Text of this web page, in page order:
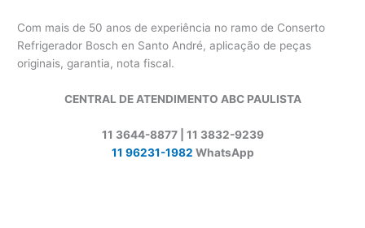
Com mais de 50 anos de experiência no ramo de Conserto
Refrigerador Bosch en Santo André, aplicação de peças
originais, garantia, nota fiscal.
CENTRAL DE ATENDIMENTO ABC PAULISTA
11 3644-8877 | 11 3832-9239
11 96231-1982 WhatsApp